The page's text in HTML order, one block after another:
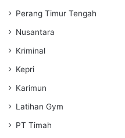
Perang Timur Tengah
Nusantara
Kriminal
Kepri
Karimun
Latihan Gym
PT Timah